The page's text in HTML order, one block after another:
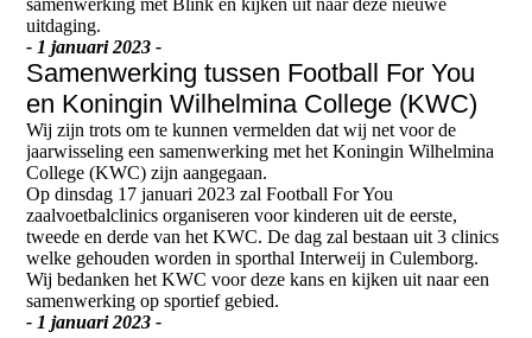
samenwerking met Blink en kijken uit naar deze nieuwe
uitdaging.
- 1 januari 2023 -
Samenwerking tussen Football For You
en Koningin Wilhelmina College (KWC)
Wij zijn trots om te kunnen vermelden dat wij net voor de
jaarwisseling een samenwerking met het Koningin Wilhelmina
College (KWC) zijn aangegaan.
Op dinsdag 17 januari 2023 zal Football For You
zaalvoetbalclinics organiseren voor kinderen uit de eerste,
tweede en derde van het KWC. De dag zal bestaan uit 3 clinics
welke gehouden worden in sporthal Interweij in Culemborg.
Wij bedanken het KWC voor deze kans en kijken uit naar een
samenwerking op sportief gebied.
- 1 januari 2023 -